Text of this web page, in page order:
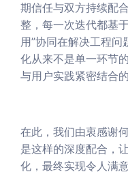
期信任与双方持续配
整，每一次迭代都基
用”协同在解决工程
化从来不是单一环节
与用户实践紧密结合的
在此，我们由衷感谢
是这样的深度配合，
化，最终实现令人满